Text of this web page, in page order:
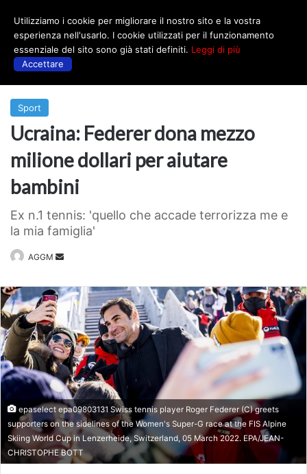
Sport
Ucraina: Federer dona mezzo
milione dollari per aiutare
bambini
Ex n.1 tennis: 'quello che accade terrorizza me e
la mia famiglia'
AGGM
Invia
epaselect epa09803131 Swiss tennis player Roger Federer (C) greets
supporters on the sidelines of the Women's Super-G race at the FIS Alpine
Skiing World Cup in Lenzerheide, Switzerland, 05 March 2022. EPA/JEAN-
CHRISTOPHE BOTT
Utilizziamo i cookie per migliorare il nostro sito e la vostra
esperienza nell'usarlo. I cookie utilizzati per il funzionamento
essenziale del sito sono già stati definiti. Leggi di più
Accettare